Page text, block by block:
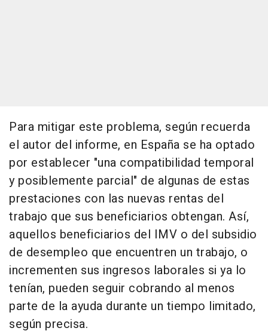
Para mitigar este problema, según recuerda
el autor del informe, en España se ha optado
por establecer "una compatibilidad temporal
y posiblemente parcial" de algunas de estas
prestaciones con las nuevas rentas del
trabajo que sus beneficiarios obtengan. Así,
aquellos beneficiarios del IMV o del subsidio
de desempleo que encuentren un trabajo, o
incrementen sus ingresos laborales si ya lo
tenían, pueden seguir cobrando al menos
parte de la ayuda durante un tiempo limitado,
según precisa.